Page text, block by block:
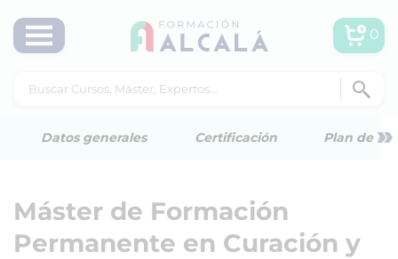
0
Datos generales Certificación Plan de »
Máster de Formación
Permanente en Curación y